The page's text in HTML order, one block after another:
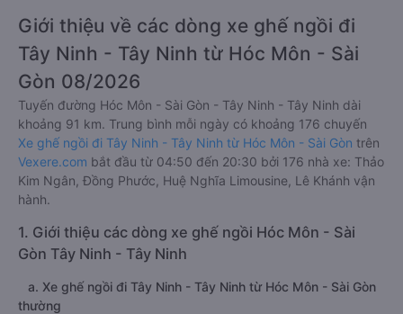
Giới thiệu về các dòng xe ghế ngồi đi
Tây Ninh - Tây Ninh từ Hóc Môn - Sài
Gòn 08/2026
Tuyến đường Hóc Môn - Sài Gòn - Tây Ninh - Tây Ninh dài
khoảng 91 km. Trung bình mỗi ngày có khoảng 176 chuyến
Xe ghế ngồi đi Tây Ninh - Tây Ninh từ Hóc Môn - Sài Gòn trên
Vexere.com bắt đầu từ 04:50 đến 20:30 bởi 176 nhà xe: Thảo
Kim Ngân, Đồng Phước, Huệ Nghĩa Limousine, Lê Khánh vận
hành.
1. Giới thiệu các dòng xe ghế ngồi Hóc Môn - Sài
Gòn Tây Ninh - Tây Ninh
a. Xe ghế ngồi đi Tây Ninh - Tây Ninh từ Hóc Môn - Sài Gòn
thường